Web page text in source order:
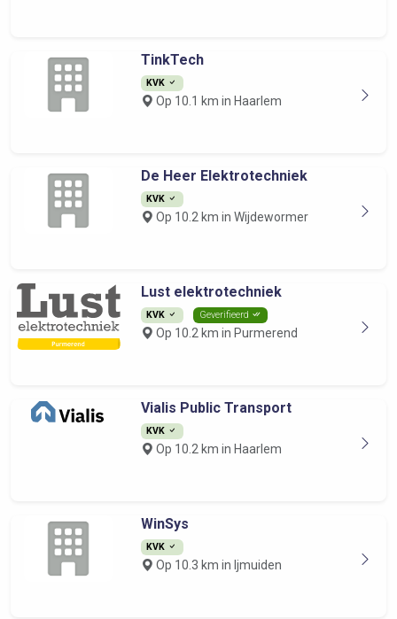
TinkTech
KVK
Op 10.1 km in Haarlem
De Heer Elektrotechniek
KVK
Op 10.2 km in Wijdewormer
Lust elektrotechniek
KVK Geverifieerd
Op 10.2 km in Purmerend
Vialis Public Transport
KVK
Op 10.2 km in Haarlem
WinSys
KVK
Op 10.3 km in Ijmuiden